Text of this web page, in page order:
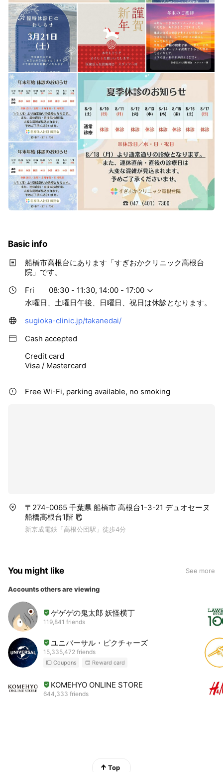
Basic info
船橋市高根台にあります「すぎおかクリニック高根台
院」です。
Fri
08:30 - 11:30, 14:00 - 17:00
水曜日、土曜日午後、日曜日、祝日は休診となります。
sugioka-clinic.jp/takanedai/
Cash accepted
Credit card
Visa / Mastercard
Free Wi-Fi, parking available, no smoking
〒274-0065 千葉県 船橋市 高根台1-3-21 デュオセーヌ
船橋高根台1階
新京成電鉄「高根公団駅」徒歩4分
You might like See more
Accounts others are viewing
ゲゲゲの鬼太郎 妖怪横丁
119,841 friends
ユニバーサル・ピクチャーズ
15,335,472 friends
Coupons Reward card
KOMEHYO ONLINE STORE
644,333 friends
Top